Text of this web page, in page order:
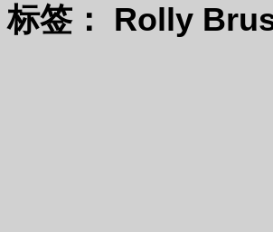
标签： Rolly